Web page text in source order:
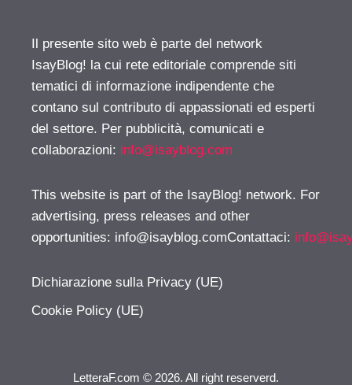
Il presente sito web è parte del network
IsayBlog! la cui rete editoriale comprende siti
tematici di informazione indipendente che
contano sul contributo di appassionati ed esperti
del settore. Per pubblicità, comunicati e
collaborazioni: info@isayblog.com
This website is part of the IsayBlog! network. For
advertising, press releases and other
opportunities: info@isayblog.comContattaci:
Dichiarazione sulla Privacy (UE)
Cookie Policy (UE)
LetteraF.com © 2026. All right reserverd.